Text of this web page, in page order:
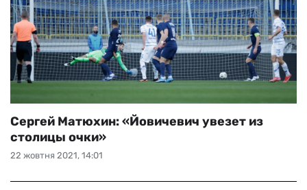
22 жовтня 2021, 14:01
Сергей Матюхин: «Йовичевич увезет из
столицы очки»